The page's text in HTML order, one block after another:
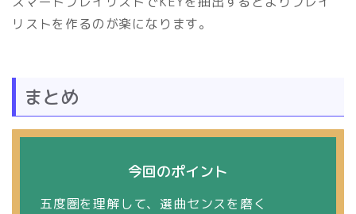
リストを作るのが楽になります。
まとめ
今回のポイント
五度圏を理解して、選曲センスを磨く